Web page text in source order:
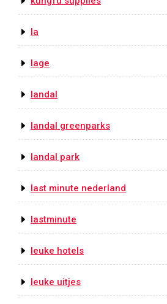
la
lage
landal
landal greenparks
landal park
last minute nederland
lastminute
leuke hotels
leuke uitjes